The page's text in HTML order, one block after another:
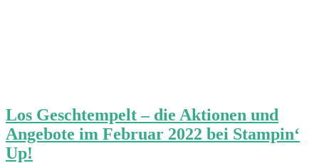
Los Geschtempelt – die Aktionen und
Angebote im Februar 2022 bei Stampin‘
Up!